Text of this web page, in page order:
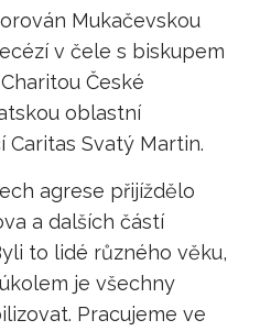
Mukačevskou
v čele s biskupem
České
oblastní
Svatý Martin.
agrese přijíždělo
a dalších částí
to lidé různého věku,
je všechny
Pracujeme ve